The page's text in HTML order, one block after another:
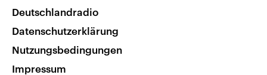
Nachrichten App
Frequenzen
Veranstaltungen
Musikliste
RSS
Deutschlandradio
Datenschutzerklärung
Nutzungsbedingungen
Impressum